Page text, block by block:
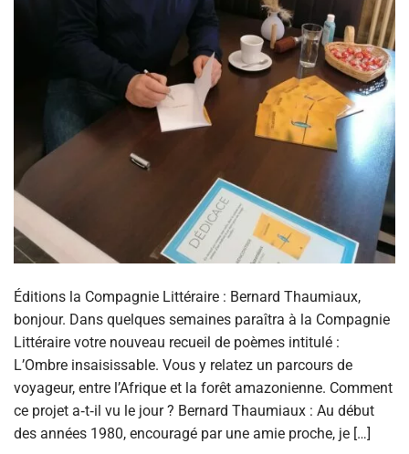
Éditions la Compagnie Littéraire : Bernard Thaumiaux,
bonjour. Dans quelques semaines paraîtra à la Compagnie
Littéraire votre nouveau recueil de poèmes intitulé :
L’Ombre insaisissable. Vous y relatez un parcours de
voyageur, entre l’Afrique et la forêt amazonienne. Comment
ce projet a‑t‑il vu le jour ? Bernard Thaumiaux : Au début
des années 1980, encouragé par une amie proche, je […]